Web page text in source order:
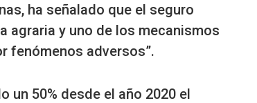
ha señalado que el seguro
agraria y uno de los mecanismos
fenómenos adversos”.
un 50% desde el año 2020 el